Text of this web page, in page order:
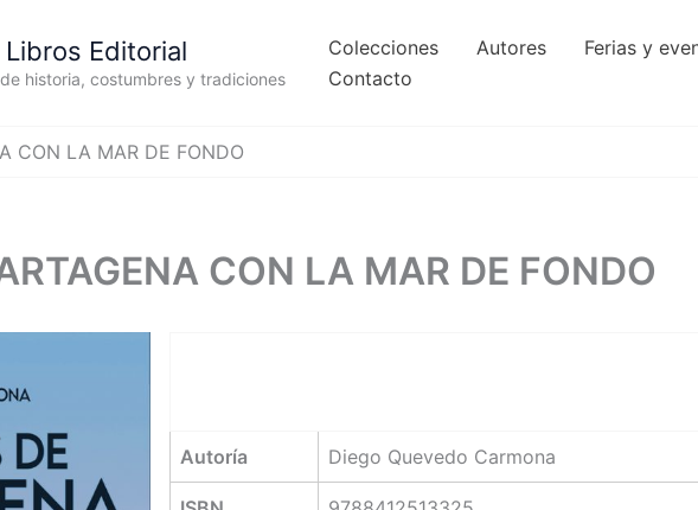
Editorial
historia, costumbres y tradiciones
Colecciones Autores Ferias y
Contacto
CON LA MAR DE FONDO
CON LA MAR DE FONDO
Autoría Diego Quevedo Carmona